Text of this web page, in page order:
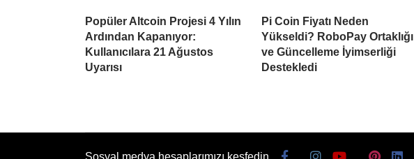
Popüler Altcoin Projesi 4 Yılın
Ardından Kapanıyor:
Kullanıcılara 21 Ağustos
Uyarısı
Pi Coin Fiyatı Neden
Yükseldi? RoboPay Ortaklığı
ve Güncelleme İyimserliği
Destekledi
Sosyal medya hesaplarımızı keşfedin